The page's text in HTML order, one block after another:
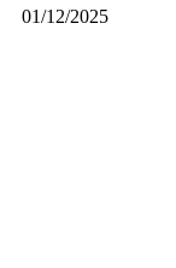
01/12/2025